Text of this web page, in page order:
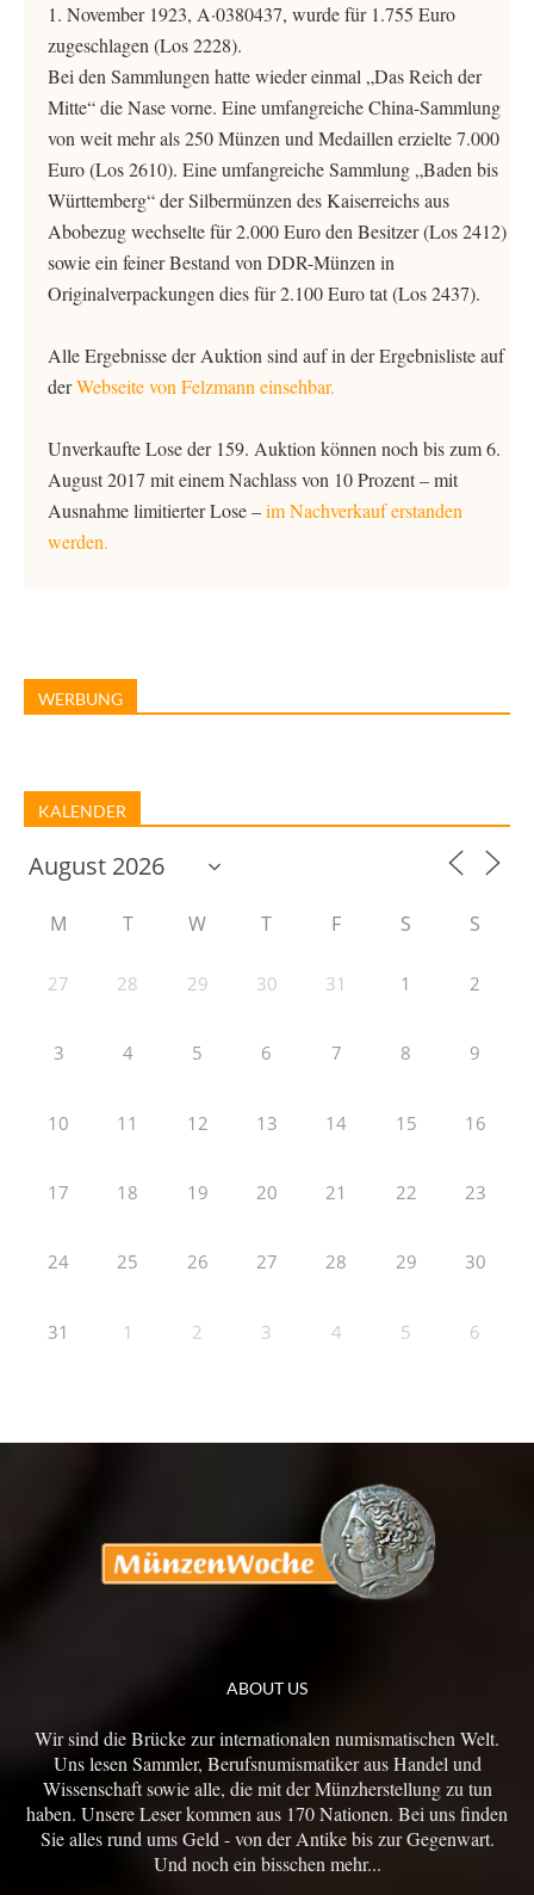
1. November 1923, A·0380437, wurde für 1.755 Euro
zugeschlagen (Los 2228).
Bei den Sammlungen hatte wieder einmal „Das Reich der
Mitte“ die Nase vorne. Eine umfangreiche China-Sammlung
von weit mehr als 250 Münzen und Medaillen erzielte 7.000
Euro (Los 2610). Eine umfangreiche Sammlung „Baden bis
Württemberg“ der Silbermünzen des Kaiserreichs aus
Abobezug wechselte für 2.000 Euro den Besitzer (Los 2412)
sowie ein feiner Bestand von DDR-Münzen in
Originalverpackungen dies für 2.100 Euro tat (Los 2437).
Alle Ergebnisse der Auktion sind auf in der Ergebnisliste auf
derWebseite von Felzmann einsehbar.
Unverkaufte Lose der 159. Auktion können noch bis zum 6.
August 2017 mit einem Nachlass von 10 Prozent – mit
Ausnahme limitierter Lose –im Nachverkauf erstanden
werden.
WERBUNG
KALENDER
M T W T F S S
27 28 29 30 31 1 2
3 4 5 6 7 8 9
10 11 12 13 14 15 16
17 18 19 20 21 22 23
24 25 26 27 28 29 30
31 1 2 3 4 5 6
ABOUT US
Wir sind die Brücke zur internationalen numismatischen Welt.
Uns lesen Sammler, Berufsnumismatiker aus Handel und
Wissenschaft sowie alle, die mit der Münzherstellung zu tun
haben. Unsere Leser kommen aus 170 Nationen. Bei uns finden
Sie alles rund ums Geld - von der Antike bis zur Gegenwart.
Und noch ein bisschen mehr...